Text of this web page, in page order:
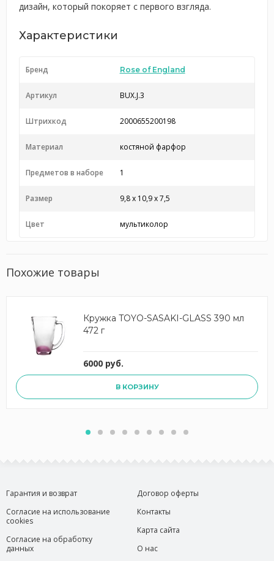
дизайн, который покоряет с первого взгляда.
Характеристики
Бренд Rose of England
Артикул BUX.J.3
Штрихкод 2000655200198
Материал костяной фарфор
Предметов в наборе 1
Размер 9,8 x 10,9 x 7,5
Цвет мультиколор
Похожие товары
Кружка TOYO-SASAKI-GLASS 390 мл
472 г
6000 руб.
В КОРЗИНУ
Гарантия и возврат
Согласие на использование
cookies
Согласие на обработку
данных
Договор оферты
Контакты
Карта сайта
О нас